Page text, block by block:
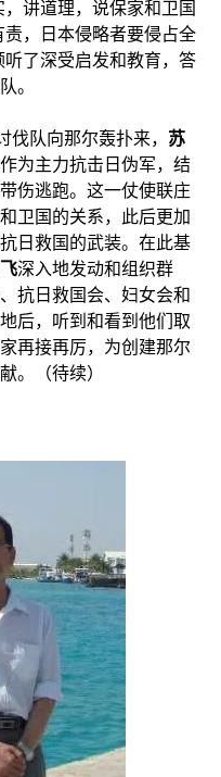
讲道理，说保家和卫国
责，日本侵略者要侵占全
听了深受启发和教育，答
。
队向那尔轰扑来， 苏
为主力抗击日伪军，结
伤逃跑。这一仗使联庄
卫国的关系，此后更加
日救国的武装。在此基
深入地发动和组织群
抗日救国会、妇女会和
后，听到和看到他们取
再接再厉，为创建那尔
。（待续）